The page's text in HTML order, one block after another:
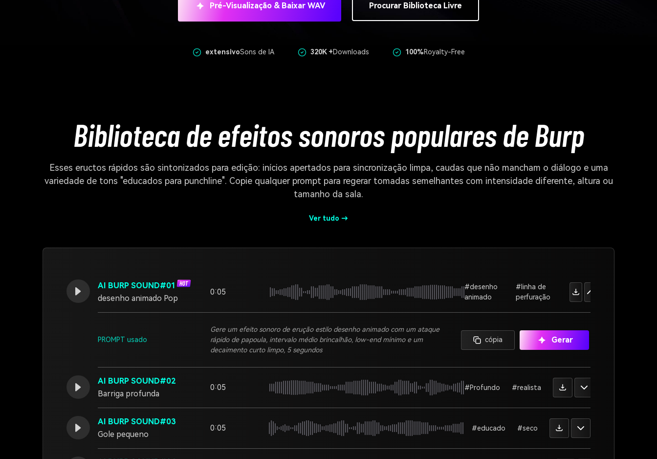
Pré-Visualização & Baixar WAV Procurar Biblioteca Livre
extensivoSons de IA 320K +Downloads 100%Royalty-Free
Biblioteca de efeitos sonoros populares de Burp
Esses eructos rápidos são sintonizados para edição: inícios apertados para sincronização limpa, caudas que não mancham o diálogo e uma
variedade de tons "educados para punchline". Copie qualquer prompt para regerar tomadas semelhantes com intensidade diferente, altura ou
tamanho da sala.
Ver tudo →
AI BURP SOUND#01
desenho animado Pop
0:05
#desenho
animado
#linha de
perfuração
PROMPT usado
Gere um efeito sonoro de erução estilo desenho animado com um ataque
rápido de papoula, intervalo médio brincalhão, low-end mínimo e um
decaimento curto limpo, 5 segundos
cópia Gerar
AI BURP SOUND#02
Barriga profunda
0:05 #Profundo #realista
AI BURP SOUND#03
Gole pequeno
0:05 #educado #seco